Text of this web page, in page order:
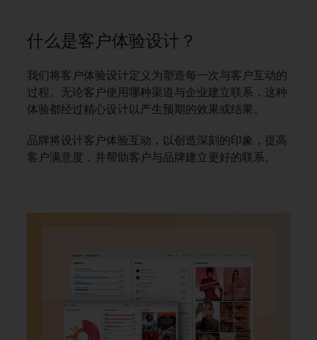
什么是客户体验设计？
我们将客户体验设计定义为塑造每一次与客户互动的
过程。无论客户使用哪种渠道与企业建立联系，这种
体验都经过精心设计以产生预期的效果或结果。
品牌将设计客户体验互动，以创造深刻的印象，提高
客户满意度，并帮助客户与品牌建立更好的联系。